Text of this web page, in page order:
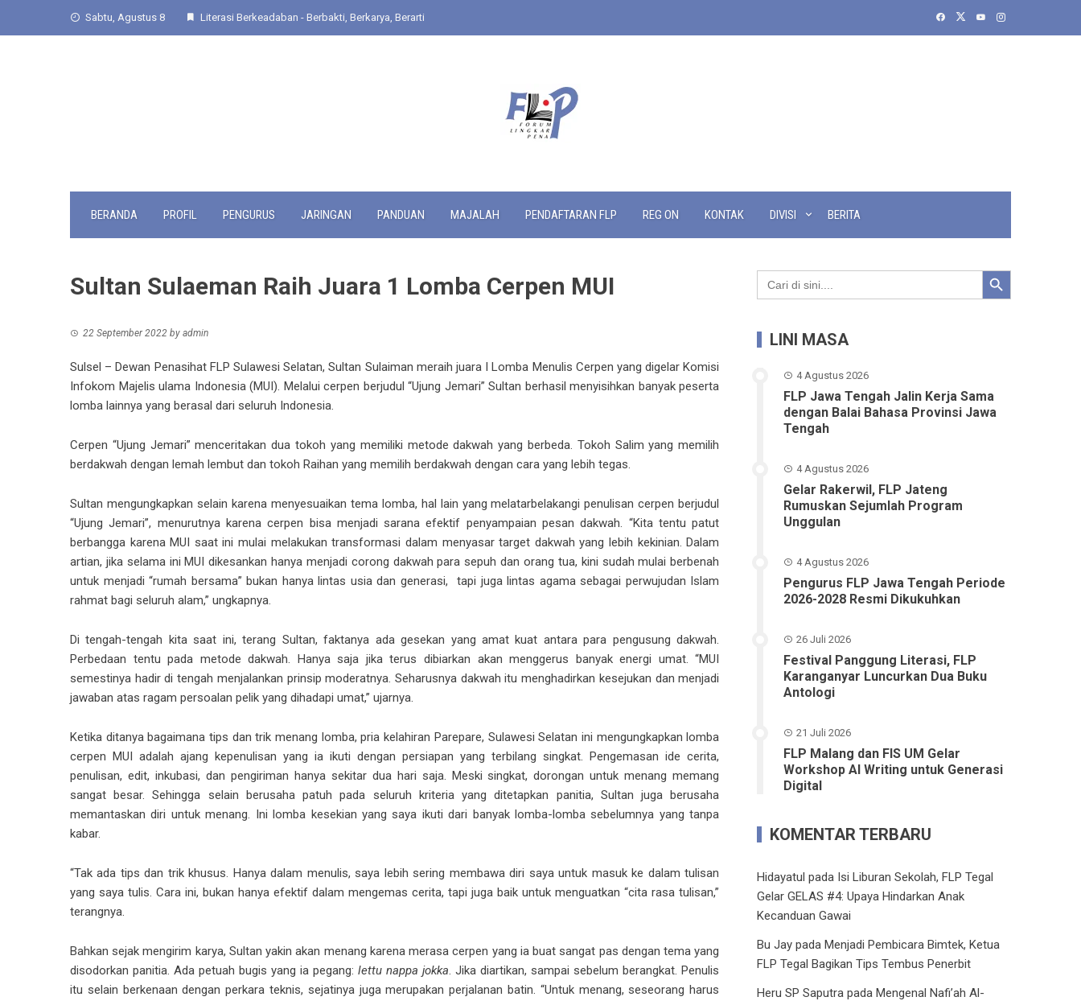
Sabtu, Agustus 8 Literasi Berkeadaban - Berbakti, Berkarya, Berarti
BERANDA PROFIL PENGURUS JARINGAN PANDUAN MAJALAH PENDAFTARAN FLP REG ON KONTAK DIVISI BERITA
Sultan Sulaeman Raih Juara 1 Lomba Cerpen MUI
22 September 2022 by admin
Sulsel – Dewan Penasihat FLP Sulawesi Selatan, Sultan Sulaiman meraih juara I Lomba Menulis Cerpen yang digelar Komisi
Infokom Majelis ulama Indonesia (MUI). Melalui cerpen berjudul “Ujung Jemari” Sultan berhasil menyisihkan banyak peserta
lomba lainnya yang berasal dari seluruh Indonesia.
Cerpen “Ujung Jemari” menceritakan dua tokoh yang memiliki metode dakwah yang berbeda. Tokoh Salim yang memilih
berdakwah dengan lemah lembut dan tokoh Raihan yang memilih berdakwah dengan cara yang lebih tegas.
Sultan mengungkapkan selain karena menyesuaikan tema lomba, hal lain yang melatarbelakangi penulisan cerpen berjudul
“Ujung Jemari”, menurutnya karena cerpen bisa menjadi sarana efektif penyampaian pesan dakwah. “Kita tentu patut
berbangga karena MUI saat ini mulai melakukan transformasi dalam menyasar target dakwah yang lebih kekinian. Dalam
artian, jika selama ini MUI dikesankan hanya menjadi corong dakwah para sepuh dan orang tua, kini sudah mulai berbenah
untuk menjadi “rumah bersama” bukan hanya lintas usia dan generasi, tapi juga lintas agama sebagai perwujudan Islam
rahmat bagi seluruh alam,” ungkapnya.
Di tengah-tengah kita saat ini, terang Sultan, faktanya ada gesekan yang amat kuat antara para pengusung dakwah.
Perbedaan tentu pada metode dakwah. Hanya saja jika terus dibiarkan akan menggerus banyak energi umat. “MUI
semestinya hadir di tengah menjalankan prinsip moderatnya. Seharusnya dakwah itu menghadirkan kesejukan dan menjadi
jawaban atas ragam persoalan pelik yang dihadapi umat,” ujarnya.
Ketika ditanya bagaimana tips dan trik menang lomba, pria kelahiran Parepare, Sulawesi Selatan ini mengungkapkan lomba
cerpen MUI adalah ajang kepenulisan yang ia ikuti dengan persiapan yang terbilang singkat. Pengemasan ide cerita,
penulisan, edit, inkubasi, dan pengiriman hanya sekitar dua hari saja. Meski singkat, dorongan untuk menang memang
sangat besar. Sehingga selain berusaha patuh pada seluruh kriteria yang ditetapkan panitia, Sultan juga berusaha
memantaskan diri untuk menang. Ini lomba kesekian yang saya ikuti dari banyak lomba-lomba sebelumnya yang tanpa
kabar.
“Tak ada tips dan trik khusus. Hanya dalam menulis, saya lebih sering membawa diri saya untuk masuk ke dalam tulisan
yang saya tulis. Cara ini, bukan hanya efektif dalam mengemas cerita, tapi juga baik untuk menguatkan “cita rasa tulisan,”
terangnya.
Bahkan sejak mengirim karya, Sultan yakin akan menang karena merasa cerpen yang ia buat sangat pas dengan tema yang
disodorkan panitia. Ada petuah bugis yang ia pegang:lettu nappa jokka. Jika diartikan, sampai sebelum berangkat. Penulis
itu selain berkenaan dengan perkara teknis, sejatinya juga merupakan perjalanan batin. “Untuk menang, seseorang harus
Search
for:
Search Button
LINI MASA
4 Agustus 2026
FLP Jawa Tengah Jalin Kerja Sama
dengan Balai Bahasa Provinsi Jawa
Tengah
4 Agustus 2026
Gelar Rakerwil, FLP Jateng
Rumuskan Sejumlah Program
Unggulan
4 Agustus 2026
Pengurus FLP Jawa Tengah Periode
2026-2028 Resmi Dikukuhkan
26 Juli 2026
Festival Panggung Literasi, FLP
Karanganyar Luncurkan Dua Buku
Antologi
21 Juli 2026
FLP Malang dan FIS UM Gelar
Workshop AI Writing untuk Generasi
Digital
KOMENTAR TERBARU
Hidayatul pada Isi Liburan Sekolah, FLP Tegal
Gelar GELAS #4: Upaya Hindarkan Anak
Kecanduan Gawai
Bu Jay padaMenjadi Pembicara Bimtek, Ketua
FLP Tegal Bagikan Tips Tembus Penerbit
Heru SP Saputra padaMengenal Nafi’ah Al-